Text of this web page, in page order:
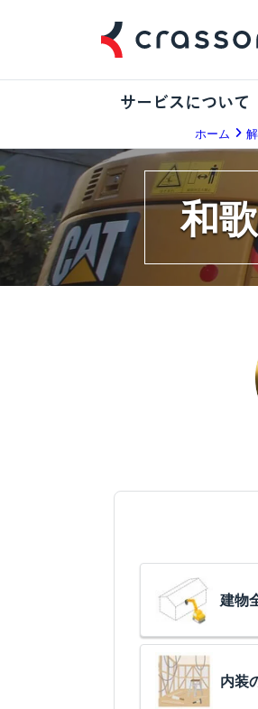
サービスについて
ホーム
和
建物
内装